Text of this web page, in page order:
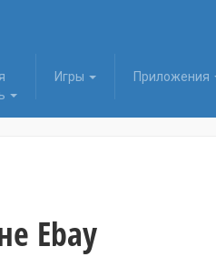
Игры Приложения
Ebay